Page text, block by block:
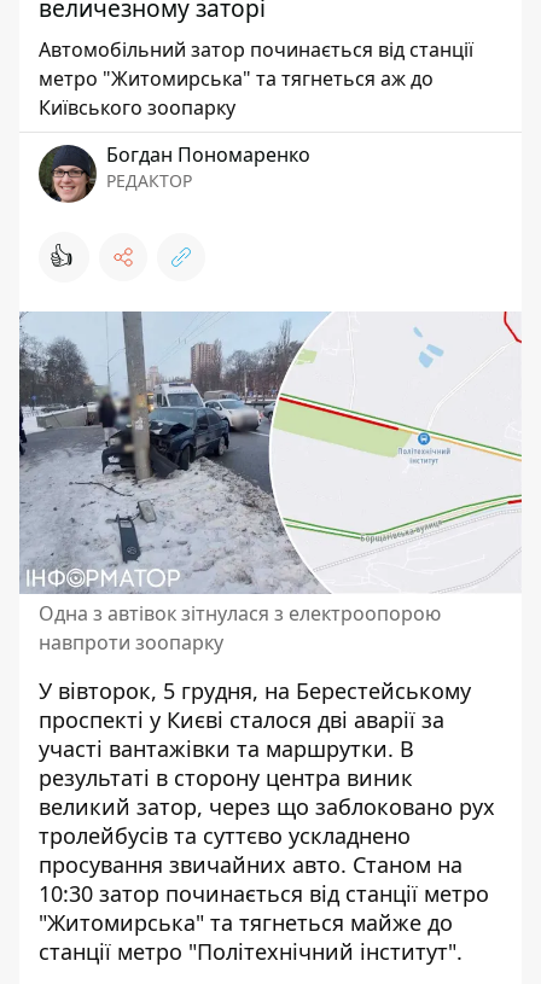
величезному заторі
Автомобільний затор починається від станції
метро "Житомирська" та тягнеться аж до
Київського зоопарку
Богдан Пономаренко
РЕДАКТОР
👍
Одна з автівок зітнулася з електроопорою
навпроти зоопарку
У вівторок, 5 грудня, на Берестейському
проспекті у Києві сталося дві аварії за
участі вантажівки та маршрутки. В
результаті в сторону центра виник
великий затор, через що заблоковано рух
тролейбусів та суттєво ускладнено
просування звичайних авто. Станом на
10:30 затор починається від станції метро
"Житомирська" та тягнеться майже до
станції метро "Політехнічний інститут".